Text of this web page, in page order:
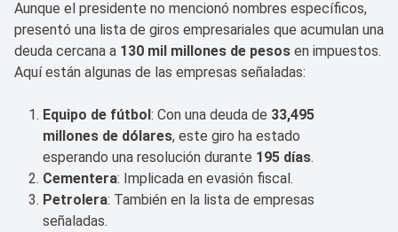
Aunque el presidente no mencionó nombres específicos,
presentó una lista de giros empresariales que acumulan una
deuda cercana a 130 mil millones de pesos en impuestos.
Aquí están algunas de las empresas señaladas:
Equipo de fútbol: Con una deuda de 33,495
millones de dólares, este giro ha estado
esperando una resolución durante 195 días.
Cementera: Implicada en evasión fiscal.
Petrolera: También en la lista de empresas
señaladas.